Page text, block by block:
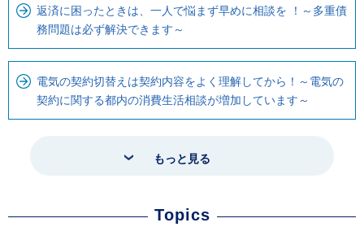
返済に困ったときは、一人で悩まず早めに相談を ！～多重債
務問題は必ず解決できます～
電気の契約切替えは契約内容をよく理解してから！～電気の
契約に関する都内の消費生活相談が増加しています～
もっと見る
Topics